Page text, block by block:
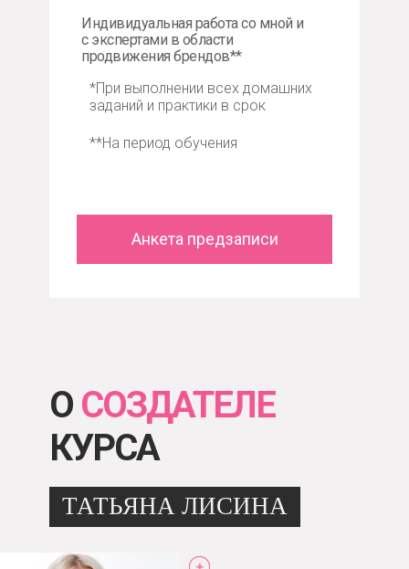
Анкета предзаписи
Индивидуальная работа со мной и
с экспертами в области
продвижения брендов**
*При выполнении всех домашних
заданий и практики в срок
**На период обучения
О СОЗДАТЕЛЕ
КУРСА
ТАТЬЯНА ЛИСИНА